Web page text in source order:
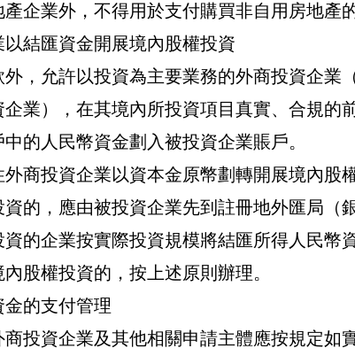
產企業外，不得用於支付購買非自用房地產
結匯資金開展境內股權投資
，允許以投資為主要業務的外商投資企業
業），在其境內所投資項目真實、合規的
的人民幣資金劃入被投資企業賬戶。
外商投資企業以資本金原幣劃轉開展境內股
的，應由被投資企業先到註冊地外匯局（
的企業按實際投資規模將結匯所得人民幣
股權投資的，按上述原則辦理。
的支付管理
商投資企業及其他相關申請主體應按規定